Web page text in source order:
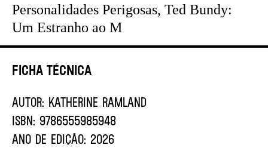
Ficha Técnica
AUTOR: Katherine Ramland
ISBN: 9786555985948
ANO DE EDIÇÃO: 2026
Personalidades Perigosas, Ted Bundy:
Um Estranho ao M